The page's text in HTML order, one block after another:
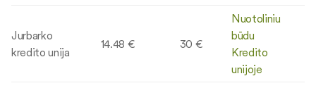
Jurbarko
kredito unija
14.48 € 30 €
Nuotoliniu
būdu
Kredito
unijoje